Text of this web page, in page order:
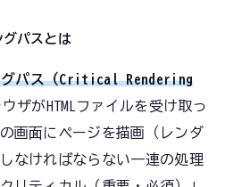
グパスとは
グパス（Critical Rendering
ザがHTMLファイルを受け取っ
画面にページを描画（レンダ
なければならない一連の処理